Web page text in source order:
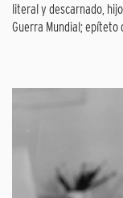
literal y descarnado,
Guerra Mundial; epíteto